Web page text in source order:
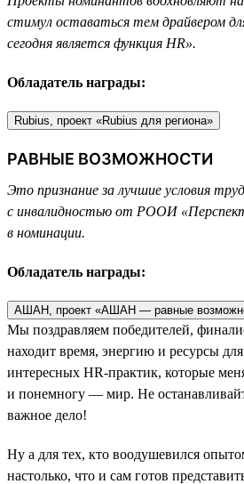
стимул оставаться тем драйвером
сегодня является функция HR».
Обладатель награды:
Rubius, проект «Rubius для региона»
РАВНЫЕ ВОЗМОЖНОСТИ
Это признание за лучшие условия
с инвалидностью от РООИ
в номинации.
Обладатель награды:
АШАН, проект «АШАН — равные
Мы поздравляем победителей,
находит время, энергию и ресурсы
интересных HR-практик, которые
и понемногу — мир. Не
важное дело!
Ну а для тех, кто воодушевился
настолько, что и сам готов